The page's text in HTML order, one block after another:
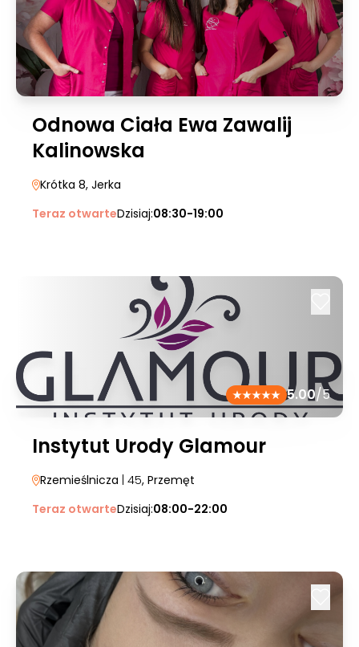
Odnowa Ciała Ewa Zawalij
Kalinowska
Krótka 8, Jerka
Teraz otwarteDzisiaj:08:30-19:00
5.00/5
Instytut Urody Glamour
Rzemieślnicza | 45, Przemęt
Teraz otwarteDzisiaj:08:00-22:00